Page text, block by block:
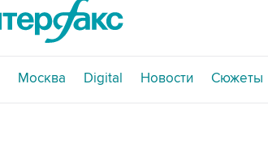
Москва Digital Новости Сюжеты